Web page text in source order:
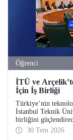
Öğrenci
İTÜ ve
İçin İş Birliği
Türkiye’nin
İstanbul Teknik
birliğini
bilimsel
sıra öğrencilere
30 Tem 2026